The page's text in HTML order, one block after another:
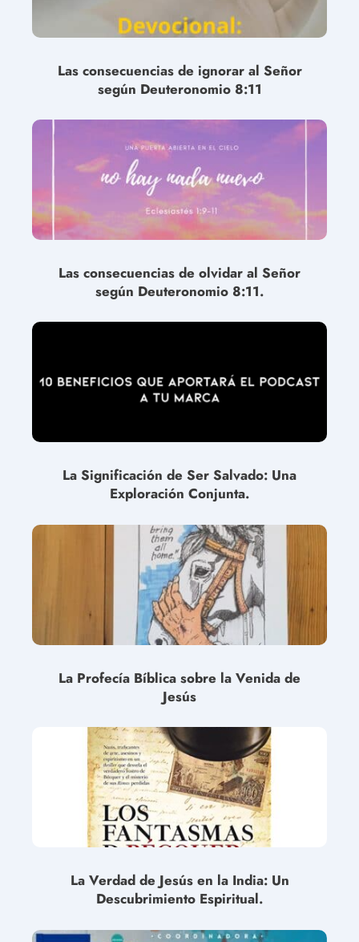
Las consecuencias de ignorar al Señor
según Deuteronomio 8:11
Las consecuencias de olvidar al Señor
según Deuteronomio 8:11.
La Significación de Ser Salvado: Una
Exploración Conjunta.
La Profecía Bíblica sobre la Venida de
Jesús
La Verdad de Jesús en la India: Un
Descubrimiento Espiritual.